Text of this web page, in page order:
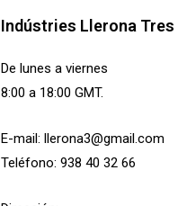
Indústries Llerona Tres
De lunes a viernes
8:00 a 18:00 GMT.
E-mail: llerona3@gmail.com
Teléfono: 938 40 32 66